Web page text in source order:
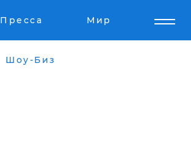
Пресса Мир
Шоу-Биз